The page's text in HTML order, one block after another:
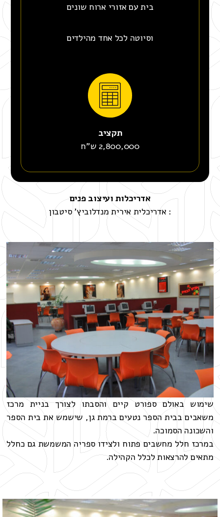
בית עם אזורי ארוח שונים
וסיוטה לכל אחד מהילדים
תקציב
2,800,000 ש"ח
אדריכלות ועיצוב פנים
: אדריכלית אירית מנדלוביץ' סיטבון
שימוש באולם ספורט קיים והסבתו לצורך בניית מרכז
משאבים בבית הספר נטעים ברמת גן, שישמש את בית הספר
והשכונה הסמוכה.
במרכז חלל מחשבים פתוח ולצידו ספריה המשמשת גם כחלל
מתאים להרצאות לכלל הקהילה.